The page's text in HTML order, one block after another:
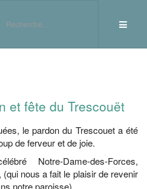
et fête du Trescouët
le pardon du Trescouet a été
de ferveur et de joie.
Notre-Dame-des-Forces,
nous a fait le plaisir de revenir
notre paroisse).